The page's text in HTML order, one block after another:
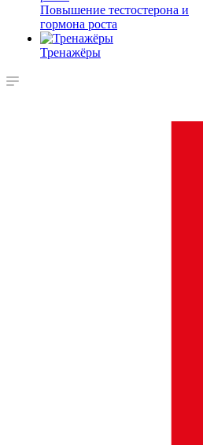
Повышение тестостерона и
гормона роста
Тренажёры